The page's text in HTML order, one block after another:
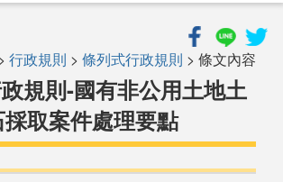
行政規則 > 條列式行政規則 > 條文內容
規則-國有非公用土地土
取案件處理要點